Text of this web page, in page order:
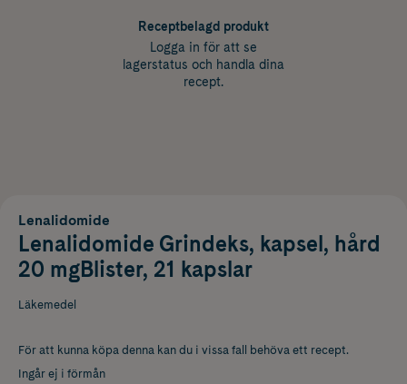
Receptbelagd produkt
Logga in för att se
lagerstatus och handla dina
recept.
Lenalidomide
Lenalidomide Grindeks, kapsel, hård
20 mgBlister, 21 kapslar
Läkemedel
För att kunna köpa denna kan du i vissa fall behöva ett recept.
Ingår ej i förmån